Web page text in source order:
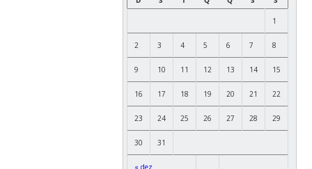
« dez
1
2 3 4 5 6 7 8
9 10 11 12 13 14 15
16 17 18 19 20 21 22
23 24 25 26 27 28 29
30 31